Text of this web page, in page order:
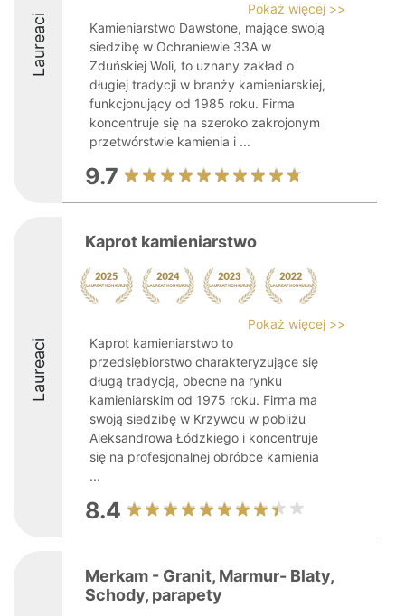
Laureaci
Pokaż więcej >>
Kamieniarstwo Dawstone, mające swoją
siedzibę w Ochraniewie 33A w
Zduńskiej Woli, to uznany zakład o
długiej tradycji w branży kamieniarskiej,
funkcjonujący od 1985 roku. Firma
koncentruje się na szeroko zakrojonym
przetwórstwie kamienia i ...
9.7
Laureaci
Kaprot kamieniarstwo
Pokaż więcej >>
Kaprot kamieniarstwo to
przedsiębiorstwo charakteryzujące się
długą tradycją, obecne na rynku
kamieniarskim od 1975 roku. Firma ma
swoją siedzibę w Krzywcu w pobliżu
Aleksandrowa Łódzkiego i koncentruje
się na profesjonalnej obróbce kamienia
...
8.4
Merkam - Granit, Marmur- Blaty,
Schody, parapety